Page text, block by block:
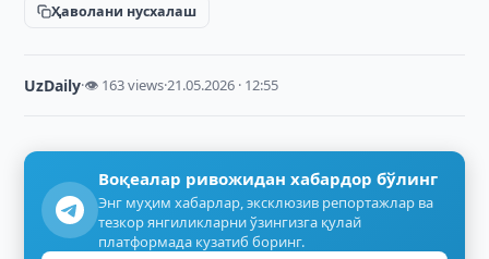
Ҳаволани нусхалаш
UzDaily·👁 163 views·21.05.2026 · 12:55
Воқеалар ривожидан хабардор бўлинг
Энг муҳим хабарлар, эксклюзив репортажлар ва
тезкор янгиликларни ўзингизга қулай
платформада кузатиб боринг.